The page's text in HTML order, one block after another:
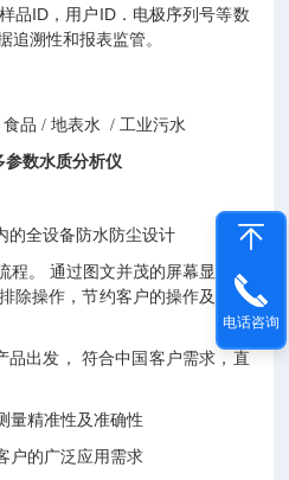
品ID ，用户 ID．电极序列号等数
追溯性和报表监管。
食品/地表水/工业污水
参数水质分析仪
的全设备防水防尘设计
程。 通过图文并茂的屏幕显示，
除操作，节约客户的操作及查找
品出发， 符合中国客户需求，直
量精准性及准确性
户的广泛应用需求
电话咨询